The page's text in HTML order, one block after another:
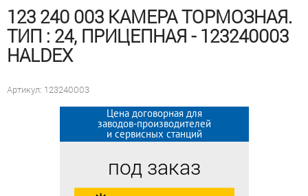
123 240 003 КАМЕРА ТОРМОЗНАЯ.
ТИП : 24, ПРИЦЕПНАЯ - 123240003
HALDEX
Артикул: 123240003
Цена договорная для
заводов-производителей
и сервисных станций
под заказ
Цена договорная для
заводов-производителей
и сервисных станций
под заказ